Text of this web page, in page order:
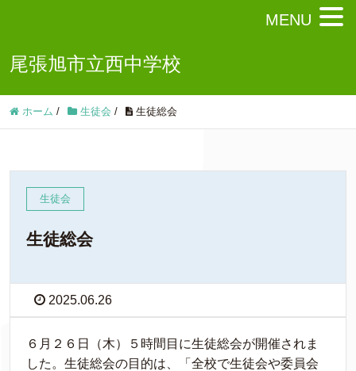
尾張旭市立西中学校
ホーム / 生徒会 / 生徒総会
生徒会
生徒総会
2025.06.26
６月２６日（木）５時間目に生徒総会が開催されま
した。生徒総会の目的は、「全校で生徒会や委員会
MENU